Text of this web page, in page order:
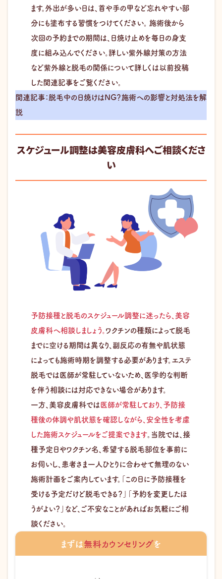
ます。外出が多い日は、首や手の甲など忘れやすい部
分にも塗布する習慣をつけてください。 施術後から
次回の予約までの期間は、日焼け止めを毎日の身支
度に組み込んでください。詳しい紫外線対策の方法
など紫外線と脱毛の関係について詳しくは以前投稿
した関連記事をご覧ください。
関連記事：脱毛中の日焼けはNG？施術への影響と対処法を解
説
スケジュール調整は美容皮膚科へご相談くださ
い
予防接種と脱毛のスケジュール調整に迷ったら、美容
皮膚科へ相談しましょう。 ワクチンの種類によって脱毛
までに空ける期間は異なり、副反応の有無や肌状態
によっても施術時期を調整する必要があります。エステ
脱毛では医師が常駐していないため、医学的な判断
を伴う相談には対応できない場合があります。
一方、美容皮膚科では医師が常駐しており、予防接
種後の体調や肌状態を確認しながら、安全性を考慮
した施術スケジュールをご提案できます。当院では、接
種予定日やワクチン名、希望する脱毛部位を事前に
お伺いし、患者さま一人ひとりに合わせて無理のない
施術計画をご案内しています。「この日に予防接種を
受ける予定だけど脱毛できる？」「予約を変更したほ
うがよい？」など、ご不安なことがあればお気軽にご相
談ください。
まずは無料カウンセリングを